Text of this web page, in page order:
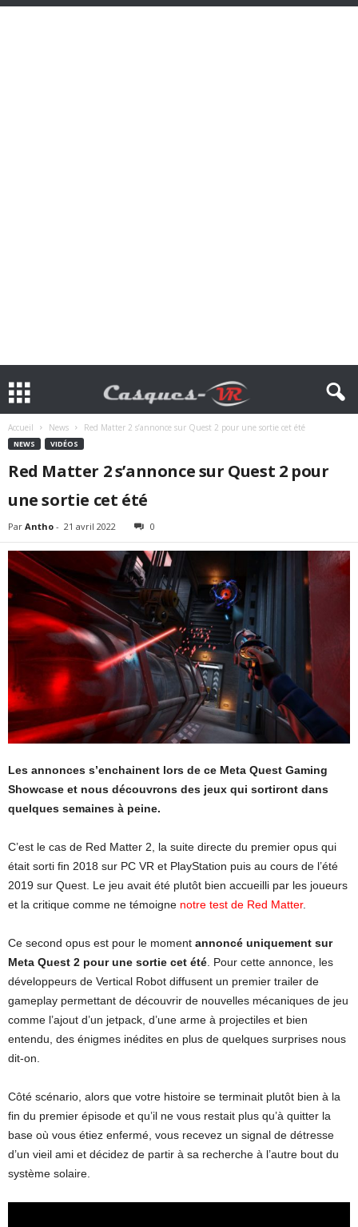
Accueil News Red Matter 2 s’annonce sur Quest 2 pour une sortie cet été
NEWS VIDÉOS
Red Matter 2 s’annonce sur Quest 2 pour
une sortie cet été
Par Antho - 21 avril 2022 0
Les annonces s’enchainent lors de ce Meta Quest Gaming
Showcase et nous découvrons des jeux qui sortiront dans
quelques semaines à peine.
C’est le cas de Red Matter 2, la suite directe du premier opus qui
était sorti fin 2018 sur PC VR et PlayStation puis au cours de l’été
2019 sur Quest. Le jeu avait été plutôt bien accueilli par les joueurs
et la critique comme ne témoigne notre test de Red Matter.
Ce second opus est pour le moment annoncé uniquement sur
Meta Quest 2 pour une sortie cet été . Pour cette annonce, les
développeurs de Vertical Robot diffusent un premier trailer de
gameplay permettant de découvrir de nouvelles mécaniques de jeu
comme l’ajout d’un jetpack, d’une arme à projectiles et bien
entendu, des énigmes inédites en plus de quelques surprises nous
dit-on.
Côté scénario, alors que votre histoire se terminait plutôt bien à la
fin du premier épisode et qu’il ne vous restait plus qu’à quitter la
base où vous étiez enfermé, vous recevez un signal de détresse
d’un vieil ami et décidez de partir à sa recherche à l’autre bout du
système solaire.